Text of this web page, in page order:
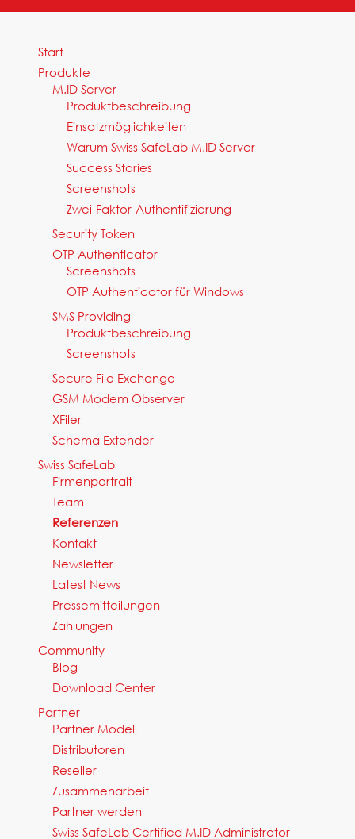
Start
Produkte
M.ID Server
Produktbeschreibung
Einsatzmöglichkeiten
Warum Swiss SafeLab M.ID Server
Success Stories
Screenshots
Zwei-Faktor-Authentifizierung
Security Token
OTP Authenticator
Screenshots
OTP Authenticator für Windows
SMS Providing
Produktbeschreibung
Screenshots
Secure File Exchange
GSM Modem Observer
XFiler
Schema Extender
Swiss SafeLab
Firmenportrait
Team
Referenzen
Kontakt
Newsletter
Latest News
Pressemitteilungen
Zahlungen
Community
Blog
Download Center
Partner
Partner Modell
Distributoren
Reseller
Zusammenarbeit
Partner werden
Swiss SafeLab Certified M.ID Administrator